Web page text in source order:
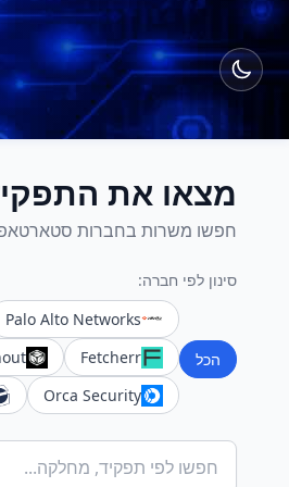
דלג לתוכן הראשי
מצאו את
חפשו משרות בחברות סטארטאפ
סינון לפי חברה:
הכל
Palo Alto Networks
Fetcherr
Orca Security